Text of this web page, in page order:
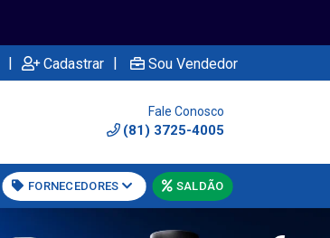
| Cadastrar | Sou Vendedor
Fale Conosco
(81) 3725-4005
FORNECEDORES SALDÃO